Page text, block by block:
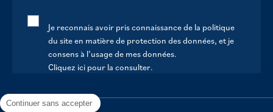
Je reconnais avoir pris connaissance de la politique
du site en matière de protection des données, et je
consens à l’usage de mes données.
Cliquez ici pour la consulter.
Continuer sans accepter